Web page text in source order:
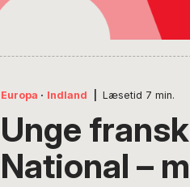
Europa · Indland Læsetid 7 min.
Unge
National –